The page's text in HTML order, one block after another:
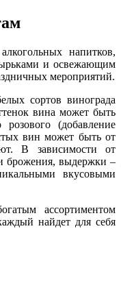
напитков,
и освежающим
мероприятий.
сортов винограда
вина может быть
(добавление
вин может быть от
В зависимости от
брожения, выдержки –
вкусовыми
ассортиментом
найдет для себя